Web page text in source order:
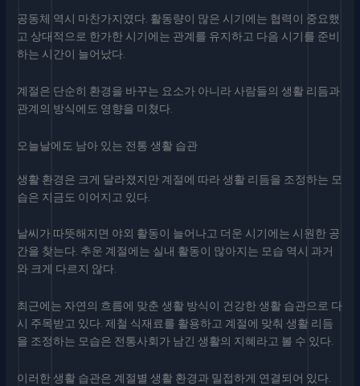
공동체 역시 마찬가지였다. 활동량이 많은 시기에는 협력이 중요했
고 상대적으로 한가한 시기에는 관계를 유지하고 다음 시기를 준비
하는 시간이 늘어났다.
계절은 단순히 환경을 바꾸는 요소가 아니라 사람들의 생활 리듬과
관계의 방식에도 영향을 미쳤다.
오늘날에도 남아 있는 전통 생활 습관
생활 환경은 크게 달라졌지만 계절에 따라 생활 리듬을 조정하는 모
습은 지금도 이어지고 있다.
날씨가 따뜻해지면 야외 활동이 늘어나고 더운 시기에는 시원한 공
간을 찾는다. 추운 계절에는 실내 활동이 많아지는 모습 역시 과거
와 크게 다르지 않다.
최근에는 자연의 흐름에 맞춘 생활 방식이 건강한 생활 습관으로 다
시 주목받고 있다. 제철 식재료를 활용하고 계절에 맞춰 생활 리듬
을 조정하는 모습은 전통사회가 남긴 생활의 지혜라고 볼 수 있다.
이러한 생활 습관은 계절별 생활 환경과 밀접하게 연결되어 있다.